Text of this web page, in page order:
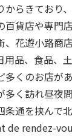
からきており
百貨店や専門
、花遊小路商
品、食品、
多くのお店が
く訪れ昼夜
条通を挟んで
de rendez-